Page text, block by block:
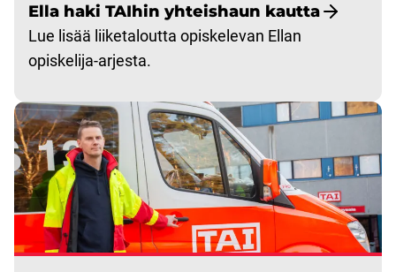
Ella haki TAIhin yhteishaun kautta
Lue lisää liiketaloutta opiskelevan Ellan
opiskelija-arjesta.